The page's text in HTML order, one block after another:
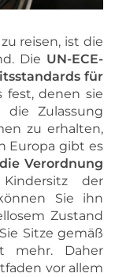
reisen, ist die
Die UN-ECE-
für
fest, denen sie
Zulassung
zu erhalten,
Europa gibt es
Verordnung
der
Sie ihn
Zustand
Sitze gemäß
mehr. Daher
vor allem